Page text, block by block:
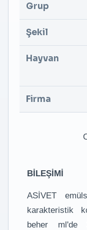
Grup
Şekil
Hayvan
Firma
BİLEŞİMİ
ASİVET
karakteristik
beher ml'de